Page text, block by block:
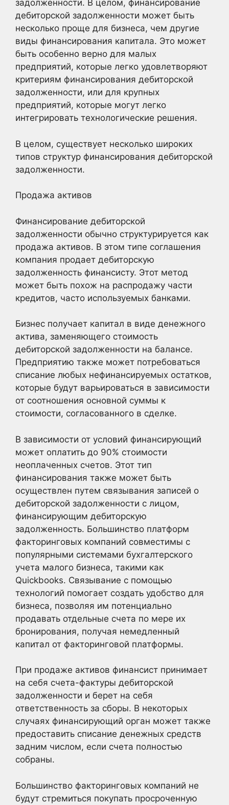
задолженности. В целом, финансирование
дебиторской задолженности может быть
несколько проще для бизнеса, чем другие
виды финансирования капитала. Это может
быть особенно верно для малых
предприятий, которые легко удовлетворяют
критериям финансирования дебиторской
задолженности, или для крупных
предприятий, которые могут легко
интегрировать технологические решения.
В целом, существует несколько широких
типов структур финансирования дебиторской
задолженности.
Продажа активов
Финансирование дебиторской
задолженности обычно структурируется как
продажа активов. В этом типе соглашения
компания продает дебиторскую
задолженность финансисту. Этот метод
может быть похож на распродажу части
кредитов, часто используемых банками.
Бизнес получает капитал в виде денежного
актива, заменяющего стоимость
дебиторской задолженности на балансе.
Предприятию также может потребоваться
списание любых нефинансируемых остатков,
которые будут варьироваться в зависимости
от соотношения основной суммы к
стоимости, согласованного в сделке.
В зависимости от условий финансирующий
может оплатить до 90% стоимости
неоплаченных счетов. Этот тип
финансирования также может быть
осуществлен путем связывания записей о
дебиторской задолженности с лицом,
финансирующим дебиторскую
задолженность. Большинство платформ
факторинговых компаний совместимы с
популярными системами бухгалтерского
учета малого бизнеса, такими как
Quickbooks. Связывание с помощью
технологий помогает создать удобство для
бизнеса, позволяя им потенциально
продавать отдельные счета по мере их
бронирования, получая немедленный
капитал от факторинговой платформы.
При продаже активов финансист принимает
на себя счета-фактуры дебиторской
задолженности и берет на себя
ответственность за сборы. В некоторых
случаях финансирующий орган может также
предоставить списание денежных средств
задним числом, если счета полностью
собраны.
Большинство факторинговых компаний не
будут стремиться покупать просроченную